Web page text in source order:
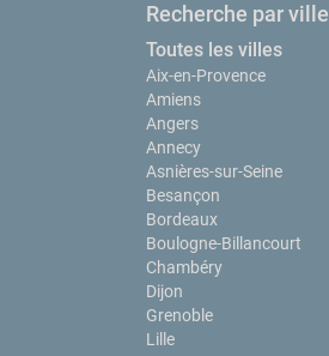
Recherche par ville
Toutes les villes
Aix-en-Provence
Amiens
Angers
Annecy
Asnières-sur-Seine
Besançon
Bordeaux
Boulogne-Billancourt
Chambéry
Dijon
Grenoble
Lille